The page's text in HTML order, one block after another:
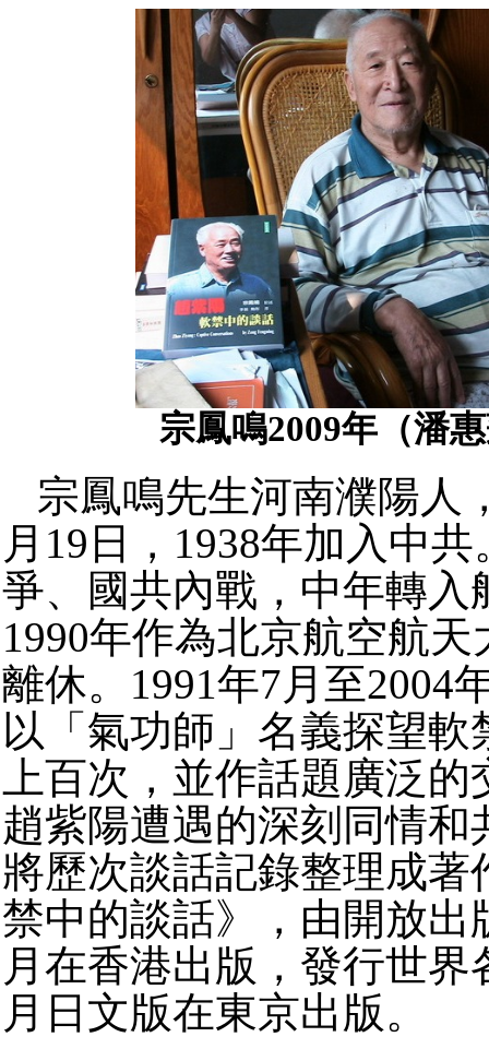
宗鳳鳴2009年（潘
宗鳳鳴先生河南濮陽人
月19日，1938年加入中
爭、國共內戰，中年轉入
1990年作為北京航空航
離休。1991年7月至2004
以「氣功師」名義探望軟
上百次，並作話題廣泛
趙紫陽遭遇的深刻同情和
將歷次談話記錄整理成著
禁中的談話》，由開放出
月在香港出版，發行世界
月日文版在東京出版。